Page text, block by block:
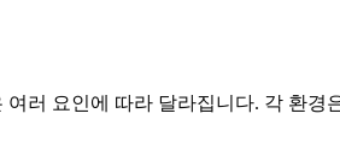
러 요인에 따라 달라집니다. 각 환